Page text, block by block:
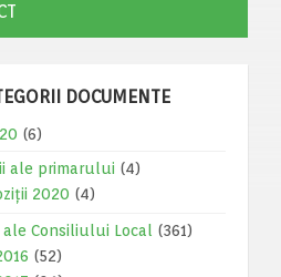
DOCUMENTE
(6)
ale primarului (4)
2020 (4)
Consiliului Local
(361)
(52)